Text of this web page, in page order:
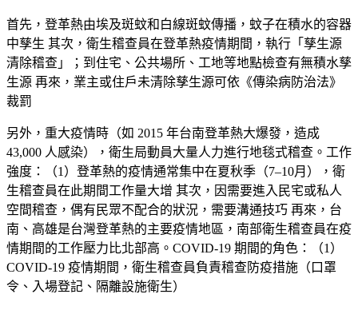
首先，登革熱由埃及斑蚊和白線斑蚊傳播，蚊子在積水的容器
中孳生 其次，衛生稽查員在登革熱疫情期間，執行「孳生源
清除稽查」；到住宅、公共場所、工地等地點檢查有無積水孳
生源 再來，業主或住戶未清除孳生源可依《傳染病防治法》
裁罰
另外，重大疫情時（如 2015 年台南登革熱大爆發，造成
43,000 人感染），衛生局動員大量人力進行地毯式稽查。工作
強度：（1）登革熱的疫情通常集中在夏秋季（7–10月），衛
生稽查員在此期間工作量大增 其次，因需要進入民宅或私人
空間稽查，偶有民眾不配合的狀況，需要溝通技巧 再來，台
南、高雄是台灣登革熱的主要疫情地區，南部衛生稽查員在疫
情期間的工作壓力比北部高。COVID-19 期間的角色：（1）
COVID-19 疫情期間，衛生稽查員負責稽查防疫措施（口罩
令、入場登記、隔離設施衛生）